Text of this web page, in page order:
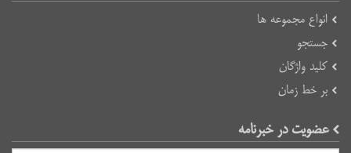
انواع مجموعه ها
جستجو
کلید واژگان
بر خط زمان
عضویت در خبرنامه